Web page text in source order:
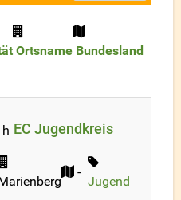
Ortsname Bundesland
EC Jugendkreis
-
Jugend